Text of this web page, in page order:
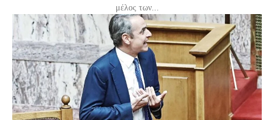
μέλος των...